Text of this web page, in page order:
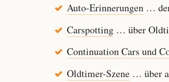
Auto-Erinnerungen… der
Carspotting… über
Continuation Cars und
Oldtimer-Szene… über